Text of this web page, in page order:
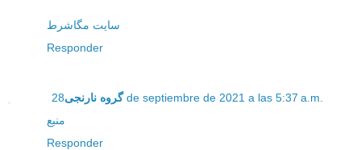
سایت مگاشرط
Responder
گروه نارنجی28 de septiembre de 2021 a las 5:37 a.m.
منبع
Responder